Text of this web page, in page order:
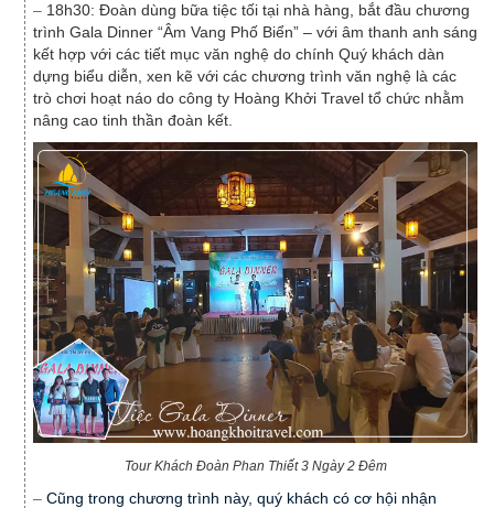
– 18h30: Đoàn dùng bữa tiệc tối tại nhà hàng, bắt đầu chương
trình Gala Dinner “Âm Vang Phố Biển” – với âm thanh anh sáng
kết hợp với các tiết mục văn nghệ do chính Quý khách dàn
dựng biểu diễn, xen kẽ với các chương trình văn nghệ là các
trò chơi hoạt náo do công ty Hoàng Khởi Travel tổ chức nhằm
nâng cao tinh thần đoàn kết.
Tour Khách Đoàn Phan Thiết 3 Ngày 2 Đêm
– Cũng trong chương trình này, quý khách có cơ hội nhận